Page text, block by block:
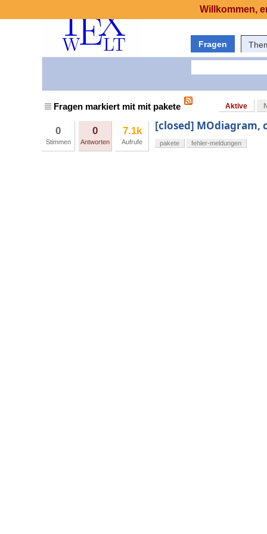
Fragen
Fragen markiert mit mit pakete Aktive
0
Stimmen
0
Antworten
7.1k
Aufrufe
[closed] MOdiagram,
pakete fehler-meldungen
Willkommen,